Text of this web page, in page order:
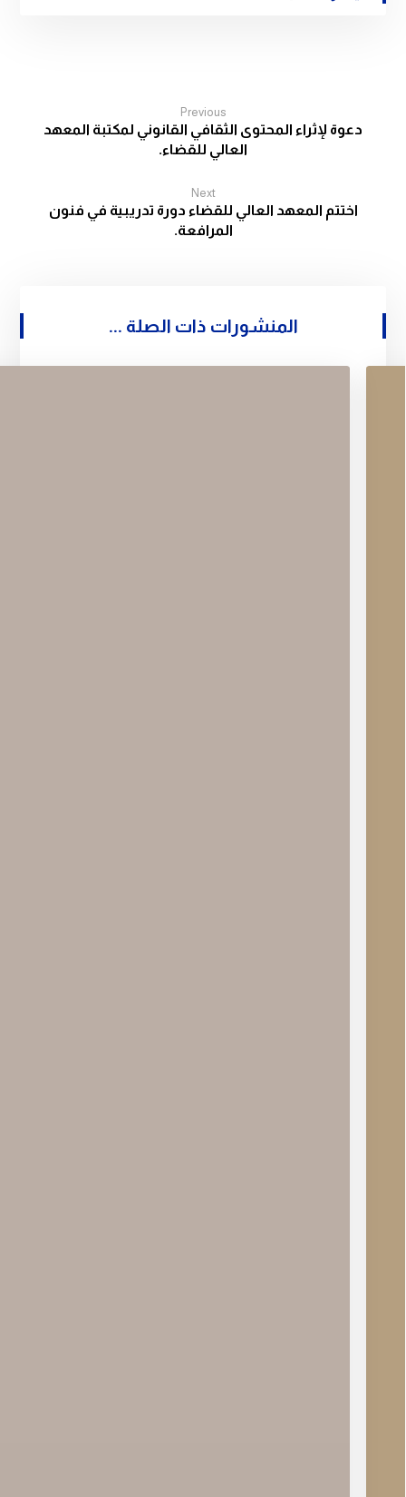
Previous
دعوة لإثراء المحتوى الثقافي القانوني لمكتبة المعهد
العالي للقضاء.
Next
اختتم المعهد العالي للقضاء دورة تدريبية في فنون
المرافعة.
المنشورات ذات الصلة ...